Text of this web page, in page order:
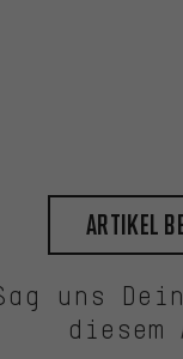
Artikel
uns